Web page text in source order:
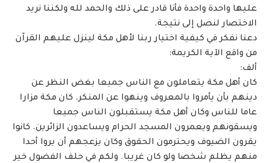
عليها واحدة واحدة فأنا قادر على ذلك والحمد لله ولكننا نريد
الاختصار لنصل ‏إلى نتيجة. ‏
دعنا نفكر في كيفية اختيار ربنا لأهل مكة لينزل عليهم القرآن
من واقع الآية الكريمة: ‏
ألف: ‏
كان أهل مكة يتعاملون مع الناس جميعا بغض النظر عن
دينهم بأن يأمروا بالمعروف وينهوا عن ‏المنكر. كان مكة مزارا
عاما للناس وكان أهل مكة يستقبلون الناس جميعا
ويسقونهم ويعمرون ‏المسجد الحرام ويساعدون الزائرين. كانوا
يقرون الضيوف ويحترمون الحقوق وكان يزعجهم أن يروا ‏أحدا
منهم يظلم شخصا ولو كان غريبا. ولكم في حلف الفضول خير